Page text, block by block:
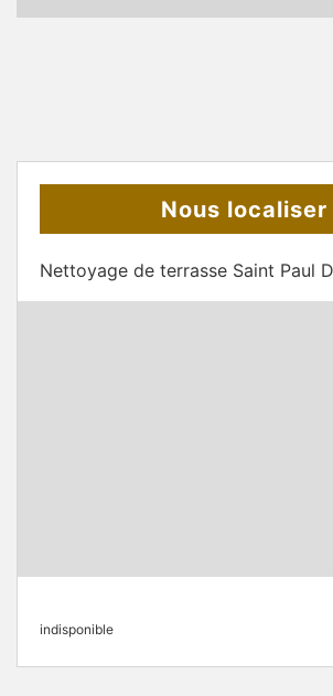
Nous localiser
Nettoyage de terrasse Saint Paul
indisponible